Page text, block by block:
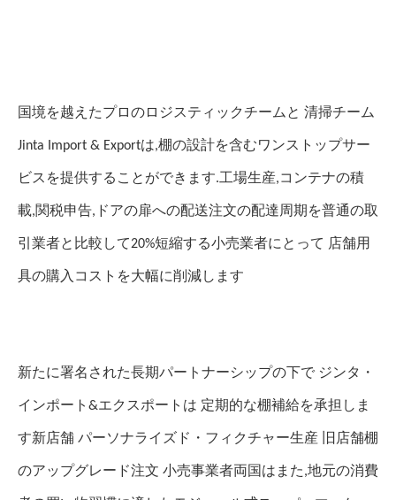
国境を越えたプロのロジスティックチームと 清掃チーム
Jinta Import & Exportは,棚の設計を含むワンストップサー
ビスを提供することができます.工場生産,コンテナの積
載,関税申告,ドアの扉への配送注文の配達周期を普通の取
引業者と比較して20%短縮する小売業者にとって 店舗用
具の購入コストを大幅に削減します
新たに署名された長期パートナーシップの下で ジンタ・
インポート&エクスポートは 定期的な棚補給を承担しま
す新店舗 パーソナライズド・フィクチャー生産 旧店舗棚
のアップグレード注文 小売事業者両国はまた,地元の消費